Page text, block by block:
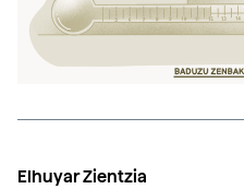
Elhuyar Zientzia